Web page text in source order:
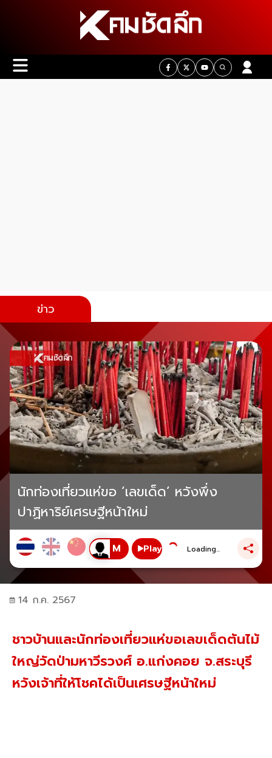
ข่าว
นักท่องเที่ยวแห่ขอ ‘เลขเด็ด’ หวังพึ่ง
ปาฏิหาริย์เศรษฐีหน้าใหม่
Play Loading...
14 ก.ค. 2567
ชาวบ้านและนักท่องเที่ยวแห่ขอเลขเด็ดต้นไม้
ใหญ่วัดป่ามหาวีรวงศ์ อ.แก่งคอย จ.สระบุรี
หวังเจ้าที่ให้โชคได้เป็นเศรษฐีหน้าใหม่